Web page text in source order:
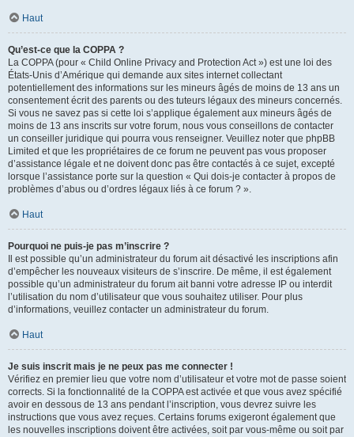
Haut
Qu’est-ce que la COPPA ?
La COPPA (pour « Child Online Privacy and Protection Act ») est une loi des
États-Unis d’Amérique qui demande aux sites internet collectant
potentiellement des informations sur les mineurs âgés de moins de 13 ans un
consentement écrit des parents ou des tuteurs légaux des mineurs concernés.
Si vous ne savez pas si cette loi s’applique également aux mineurs âgés de
moins de 13 ans inscrits sur votre forum, nous vous conseillons de contacter
un conseiller juridique qui pourra vous renseigner. Veuillez noter que phpBB
Limited et que les propriétaires de ce forum ne peuvent pas vous proposer
d’assistance légale et ne doivent donc pas être contactés à ce sujet, excepté
lorsque l’assistance porte sur la question « Qui dois-je contacter à propos de
problèmes d’abus ou d’ordres légaux liés à ce forum ? ».
Haut
Pourquoi ne puis-je pas m’inscrire ?
Il est possible qu’un administrateur du forum ait désactivé les inscriptions afin
d’empêcher les nouveaux visiteurs de s’inscrire. De même, il est également
possible qu’un administrateur du forum ait banni votre adresse IP ou interdit
l’utilisation du nom d’utilisateur que vous souhaitez utiliser. Pour plus
d’informations, veuillez contacter un administrateur du forum.
Haut
Je suis inscrit mais je ne peux pas me connecter !
Vérifiez en premier lieu que votre nom d’utilisateur et votre mot de passe soient
corrects. Si la fonctionnalité de la COPPA est activée et que vous avez spécifié
avoir en dessous de 13 ans pendant l’inscription, vous devrez suivre les
instructions que vous avez reçues. Certains forums exigeront également que
les nouvelles inscriptions doivent être activées, soit par vous-même ou soit par